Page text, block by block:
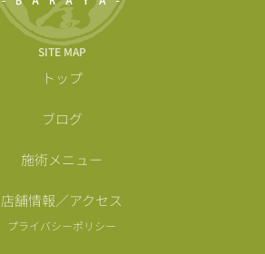
SITE MAP
トップ
ブログ
施術メニュー
店舗情報／アクセス
プライバシーポリシー